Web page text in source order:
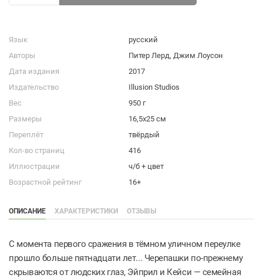
Язык
русский
Авторы
Питер Лерд, Джим Лоусон
Дата издания
2017
Издательство
Illusion Studios
Вес
950 г
Размеры
16,5х25 см
Переплёт
твёрдый
Кол-во страниц
416
Иллюстрации
ч/б + цвет
Возрастной рейтинг
16+
ОПИСАНИЕ ХАРАКТЕРИСТИКИ ОТЗЫВЫ
С момента первого сражения в тёмном уличном переулке
прошло больше пятнадцати лет... Черепашки по-прежнему
скрываются от людских глаз, Эйприл и Кейси — семейная